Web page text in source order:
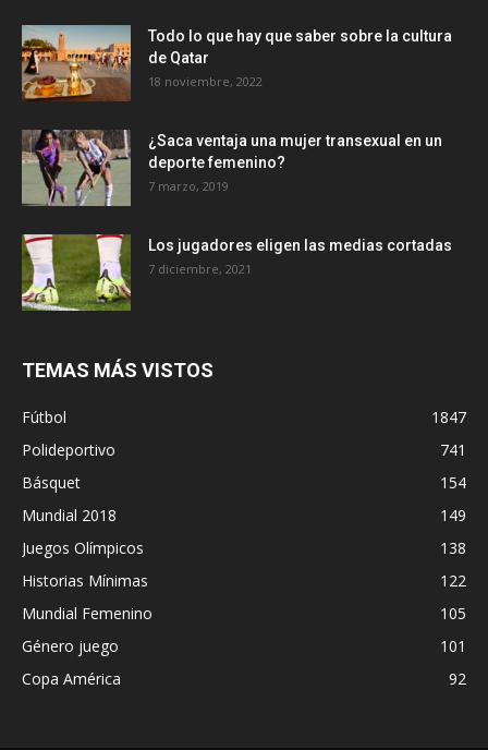
Todo lo que hay que saber sobre la cultura
de Qatar
18 noviembre, 2022
¿Saca ventaja una mujer transexual en un
deporte femenino?
7 marzo, 2019
Los jugadores eligen las medias cortadas
7 diciembre, 2021
TEMAS MÁS VISTOS
Fútbol
1847
Polideportivo
741
Básquet
154
Mundial 2018
149
Juegos Olímpicos
138
Historias Mínimas
122
Mundial Femenino
105
Género juego
101
Copa América
92